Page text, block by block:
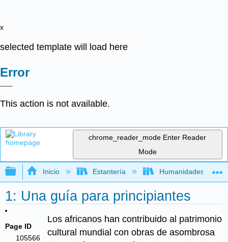
x
selected template will load here
Error
This action is not available.
chrome_reader_mode Enter Reader
Mode
Expandir/contraer jerarquía global
Inicio Estantería Humanidades
1: Una guía para principiantes
Page ID
105566
Los africanos han contribuido al patrimonio
cultural mundial con obras de asombrosa